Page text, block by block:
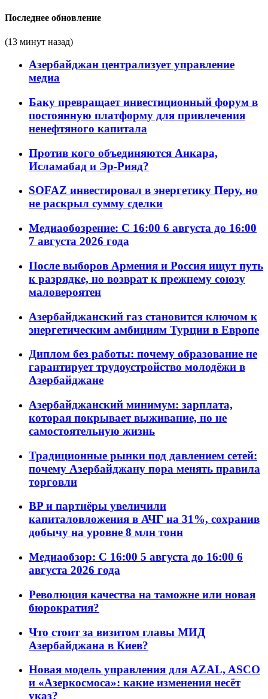
Последнее обновление
(13 минут назад)
Азербайджан централизует управление
медиа
Баку превращает инвестиционный форум в
постоянную платформу для привлечения
ненефтяного капитала
Против кого объединяются Анкара,
Исламабад и Эр-Рияд?
SOFAZ инвестировал в энергетику Перу, но
не раскрыл сумму сделки
Медиаобозрение: С 16:00 6 августа до 16:00
7 августа 2026 года
После выборов Армения и Россия ищут путь
к разрядке, но возврат к прежнему союзу
маловероятен
Азербайджанский газ становится ключом к
энергетическим амбициям Турции в Европе
Диплом без работы: почему образование не
гарантирует трудоустройство молодёжи в
Азербайджане
Азербайджанский минимум: зарплата,
которая покрывает выживание, но не
самостоятельную жизнь
Традиционные рынки под давлением сетей:
почему Азербайджану пора менять правила
торговли
BP и партнёры увеличили
капиталовложения в АЧГ на 31%, сохранив
добычу на уровне 8 млн тонн
Медиаобзор: С 16:00 5 августа до 16:00 6
августа 2026 года
Революция качества на таможне или новая
бюрократия?
Что стоит за визитом главы МИД
Азербайджана в Киев?
Новая модель управления для AZAL, ASCO
и «Азеркосмоса»: какие изменения несёт
указ?